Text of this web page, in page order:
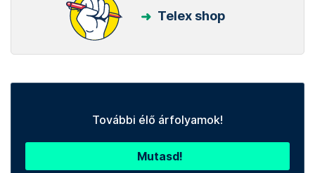
Telex shop
További élő árfolyamok!
Mutasd!